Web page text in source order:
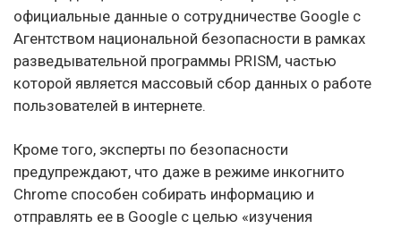
официальные данные о сотрудничестве Google с
Агентством национальной безопасности в рамках
разведывательной программы PRISM, частью
которой является массовый сбор данных о работе
пользователей в интернете.
Кроме того, эксперты по безопасности
предупреждают, что даже в режиме инкогнито
Chrome способен собирать информацию и
отправлять ее в Google с целью «изучения